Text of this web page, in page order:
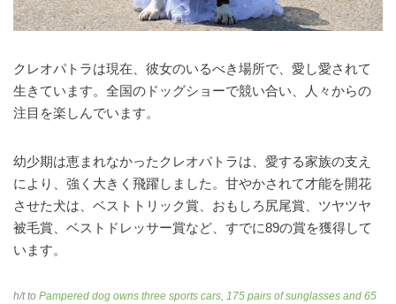
クレオパトラは現在、彼女のいるべき場所で、愛し愛されて
生きています。全国のドッグショーで競い合い、人々からの
注目を楽しんでいます。
幼少期は恵まれなかったクレオパトラは、愛する家族の支え
により、強く大きく飛躍しました。甘やかされて才能を開花
させた犬は、ベストトリック賞、おもしろ尻尾賞、ツヤツヤ
被毛賞、ベストドレッサー賞など、すでに89の賞を獲得して
います。
h/t to Pampered dog owns three sports cars, 175 pairs of sunglasses and 65